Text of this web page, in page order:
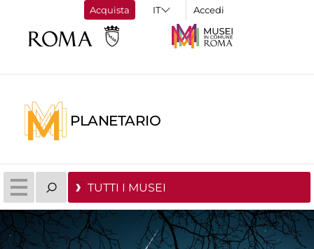
Acquista Accedi
PLANETARIO
TUTTI I MUSEI